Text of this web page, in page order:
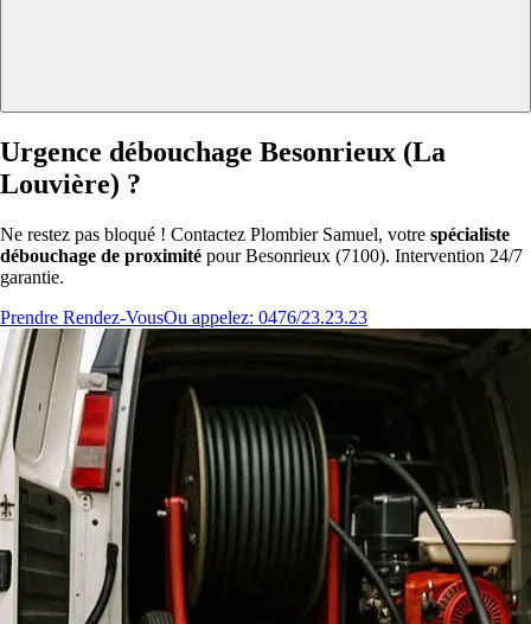
Urgence débouchage Besonrieux (La
Louvière) ?
Ne restez pas bloqué ! Contactez Plombier Samuel, votre spécialiste
débouchage de proximité pour Besonrieux (7100). Intervention 24/7
garantie.
Prendre Rendez-VousOu appelez: 0476/23.23.23